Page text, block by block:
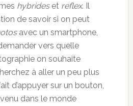
hybrideset reflex. Il
de savoir si on peut
avec un smartphone,
vers quelle
on souhaite
à aller un peu plus
d’appuyer sur un bouton,
dans le monde